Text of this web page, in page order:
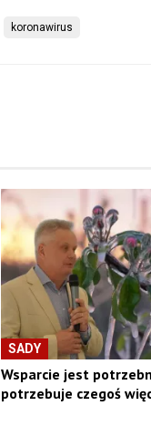
koronawirus
SADY
Wsparcie jest
potrzebuje czegoś